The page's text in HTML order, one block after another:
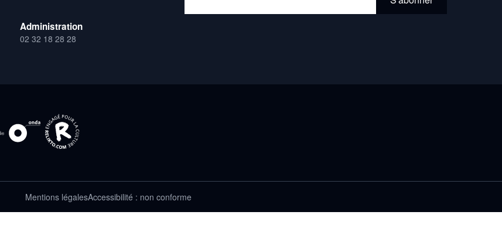
Administration
02 32 18 28 28
Mentions légalesAccessibilité : non conforme